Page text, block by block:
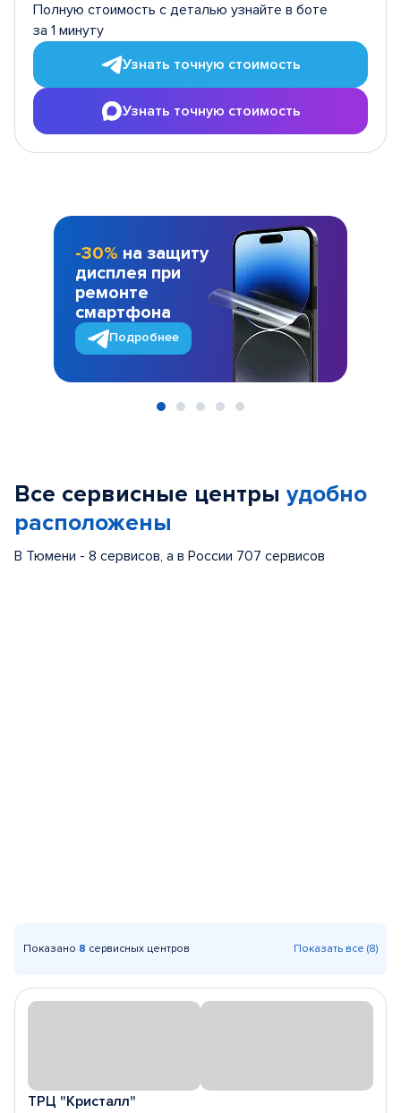
Полную стоимость с деталью узнайте в боте
за 1 минуту
Узнать точную стоимость
Узнать точную стоимость
-30% на защиту
дисплея при
ремонте
смартфона
Подробнее
Все сервисные центры удобно
расположены
В Тюмени - 8 сервисов, а в России 707 сервисов
Показано 8 сервисных центров Показать все (8)
ТРЦ "Кристалл"